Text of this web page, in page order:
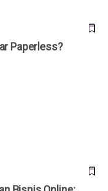
Paperless?